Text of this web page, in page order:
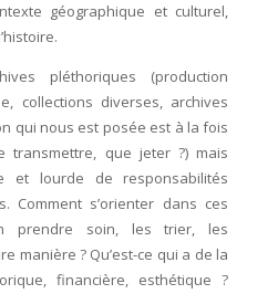
géographique et culturel,
pléthoriques (production
collections diverses, archives
qui nous est posée est à la fois
transmettre, que jeter ?) mais
et lourde de responsabilités
Comment s’orienter dans ces
prendre soin, les trier, les
manière ? Qu’est-ce qui a de la
financière, esthétique ?